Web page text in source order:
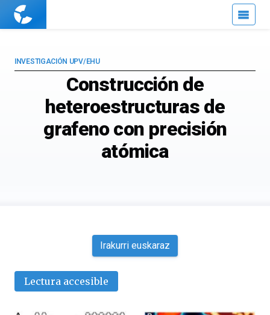
Cuaderno
Construcción de
heteroestructuras de
grafeno con precisión
atómica
INVESTIGACIÓN UPV/EHU
Irakurri euskaraz
Lectura accesible